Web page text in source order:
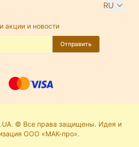
RU
акции и новости
Отправить
© Все права защищены. Идея и
ООО «МАК-про».